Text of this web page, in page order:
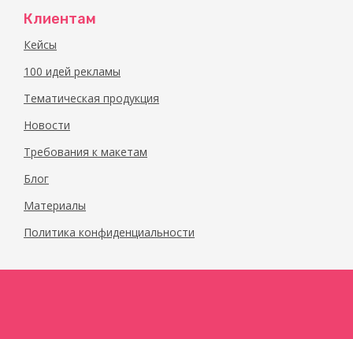
Клиентам
Кейсы
100 идей рекламы
Тематическая продукция
Новости
Требования к макетам
Блог
Материалы
Политика конфиденциальности